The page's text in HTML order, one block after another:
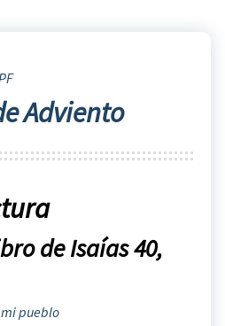
Adviento
de Isaías 40,
pueblo